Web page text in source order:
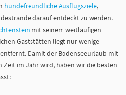
hundefreundliche Ausflugsziele,
darauf entdeckt zu werden.
mit seinem weitläufigen
Gaststätten liegt nur wenige
Damit der Bodenseeurlaub mit
Zeit im Jahr wird, haben wir die besten